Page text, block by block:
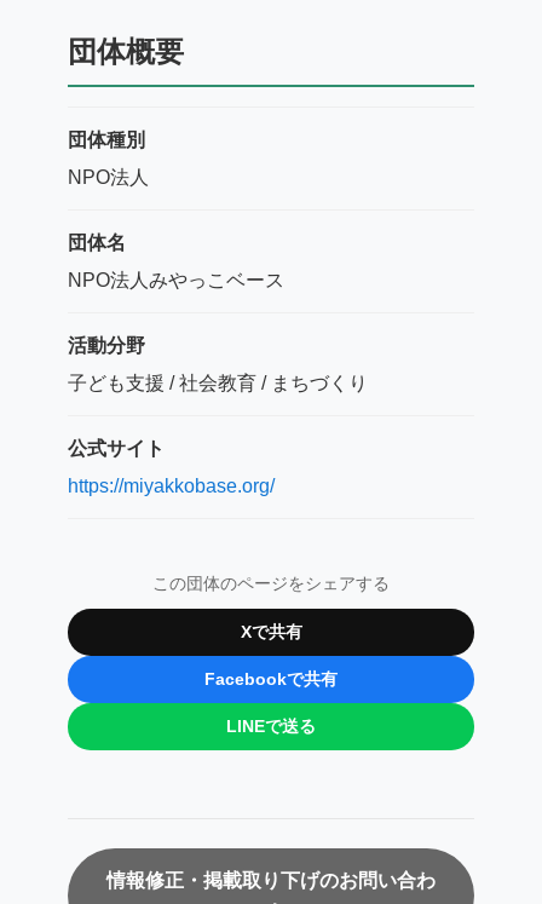
団体概要
団体種別
NPO法人
団体名
NPO法人みやっこベース
活動分野
子ども支援 / 社会教育 / まちづくり
公式サイト
https://miyakkobase.org/
この団体のページをシェアする
Xで共有
Facebookで共有
LINEで送る
情報修正・掲載取り下げのお問い合わ